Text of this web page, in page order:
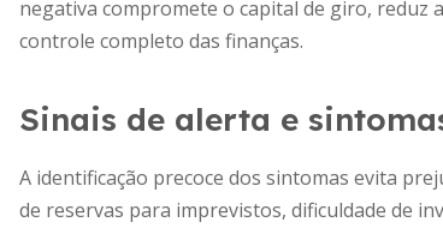
negativa compromete o capital de giro, reduz
controle completo das finanças.
Sinais de alerta e
A identificação precoce dos sintomas evita
de reservas para imprevistos, dificuldade de